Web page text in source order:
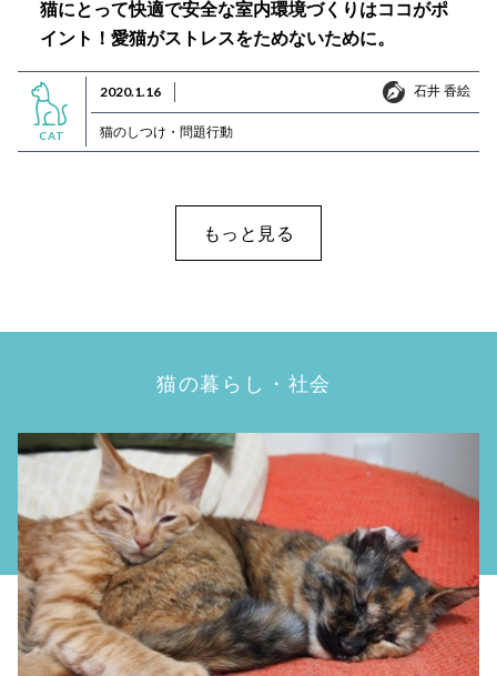
猫にとって快適で安全な室内環境づくりはココがポ
イント！愛猫がストレスをためないために。
CAT
2020.1.16 石井 香絵
石井 香絵
猫のしつけ・問題行動
もっと見る
猫の暮らし・社会